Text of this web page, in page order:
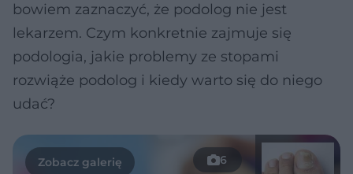
bowiem zaznaczyć, że podolog nie jest
lekarzem. Czym konkretnie zajmuje się
podologia, jakie problemy ze stopami
rozwiąże podolog i kiedy warto się do niego
udać?
6